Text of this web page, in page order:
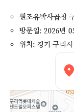
원조유박사곱창
방문일: 2026년
위치: 경기 구리